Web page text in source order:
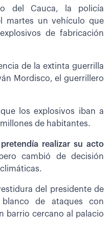
del Cauca, la policía
martes un vehículo que
de fabricación
de la extinta guerrilla
Mordisco, el guerrillero
los explosivos iban a
de habitantes.
pretendía realizar su acto
cambió de decisión
del presidente de
de ataques con
barrio cercano al palacio